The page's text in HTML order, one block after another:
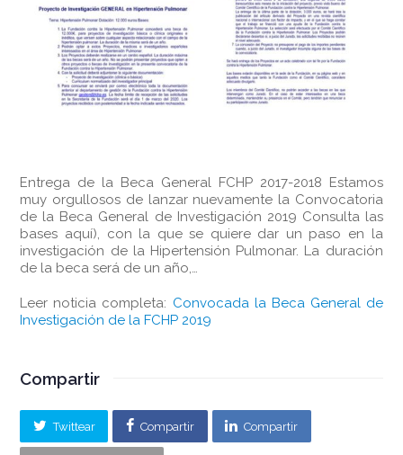
Entrega de la Beca General FCHP 2017-2018 Estamos
muy orgullosos de lanzar nuevamente la Convocatoria
de la Beca General de Investigación 2019 Consulta las
bases aquí), con la que se quiere dar un paso en la
investigación de la Hipertensión Pulmonar. La duración
de la beca será de un año,…
Leer noticia completa: Convocada la Beca General de
Investigación de la FCHP 2019
Compartir
Twittear Compartir Compartir